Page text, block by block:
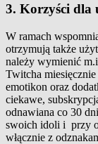
3. Korzyści dla
W ramach
otrzymują także
należy wymienić
Twitcha
emotikon oraz
ciekawe,
odnawiana co 30
swoich idoli i przy
włącznie z